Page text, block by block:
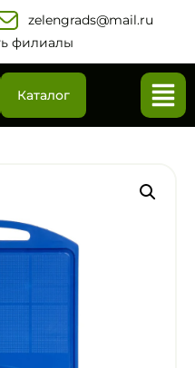
zelengrads@mail.ru
филиалы
Каталог